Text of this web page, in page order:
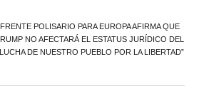
POLISARIO PARA EUROPA AFIRMA QUE
NO AFECTARÁ EL ESTATUS JURÍDICO DEL
DE NUESTRO PUEBLO POR LA LIBERTAD”